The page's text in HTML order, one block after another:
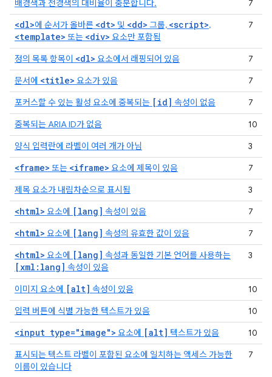
배경색과 전경색의 대비율이 충분합니다. 7
<dl>에 순서가 올바른 <dt> 및 <dd> 그룹, <script>,
<template> 또는 <div> 요소만 포함됨
7
정의 목록 항목이 <dl> 요소에서 래핑되어 있음
7
문서에 <title> 요소가 있음
7
포커스할 수 있는 활성 요소에 중복되는 [id] 속성이 없음
7
중복되는 ARIA ID가 없음
10
양식 입력란에 라벨이 여러 개가 아님
3
<frame> 또는 <iframe> 요소에 제목이 있음
7
제목 요소가 내림차순으로 표시됨
3
<html> 요소에 [lang] 속성이 있음 7
<html> 요소에 [lang] 속성의 유효한 값이 있음 7
<html> 요소에 [lang] 속성과 동일한 기본 언어를 사용하는
[xml:lang] 속성이 있음
3
이미지 요소에 [alt] 속성이 있음
10
입력 버튼에 식별 가능한 텍스트가 있음
10
<input type="image"> 요소에 [alt] 텍스트가 있음
10
표시되는 텍스트 라벨이 포함된 요소에 일치하는 액세스 가능한
이름이 있습니다
7